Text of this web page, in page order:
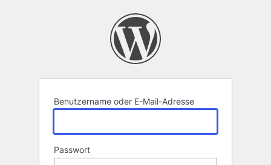
Benutzername oder E-Mail-Adresse
Passwort